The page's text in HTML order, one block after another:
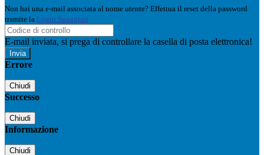
Non hai una e-mail associata al nome utente? Effettua il reset della password
tramite la Login Spaggiari
E-mail inviata, si prega di controllare la casella di posta elettronica!
Errore
Chiudi
Successo
Chiudi
Informazione
Chiudi